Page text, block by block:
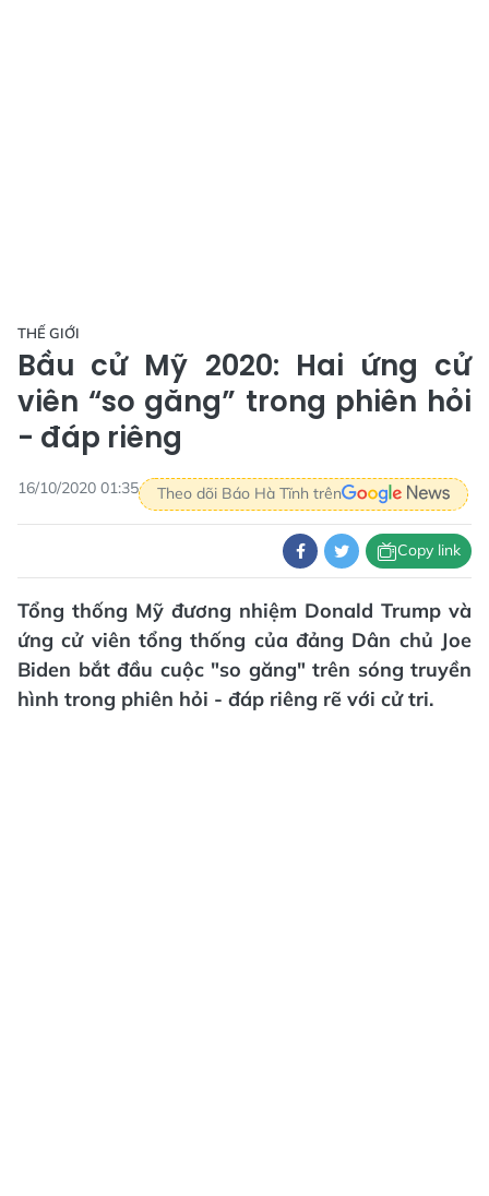
THẾ GIỚI
Bầu cử Mỹ 2020: Hai ứng cử
viên “so găng” trong phiên hỏi
- đáp riêng
16/10/2020 01:35 Theo dõi Báo Hà Tĩnh trên
Copy link
Tổng thống Mỹ đương nhiệm Donald Trump và
ứng cử viên tổng thống của đảng Dân chủ Joe
Biden bắt đầu cuộc "so găng" trên sóng truyền
hình trong phiên hỏi - đáp riêng rẽ với cử tri.